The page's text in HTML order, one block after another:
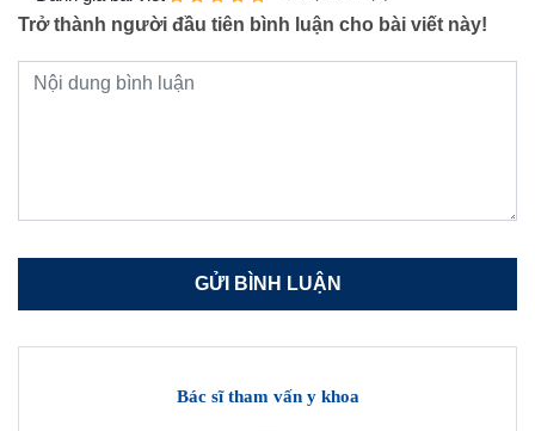
Trở thành người đầu tiên bình luận cho bài viết này!
Bác sĩ tham vấn y khoa